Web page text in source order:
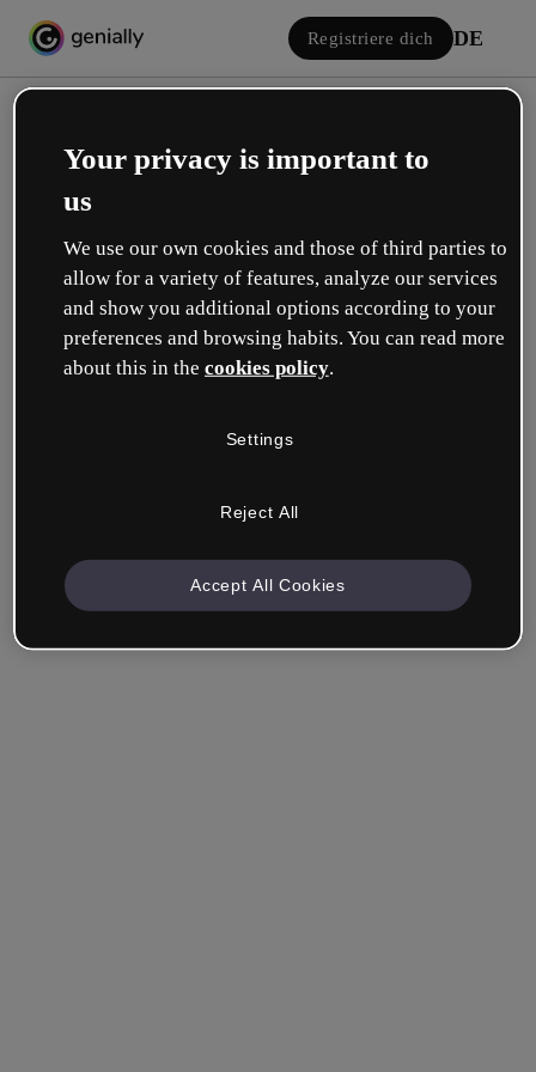
Registriere dich DE
Einloggen
Mit Google anmelden
Angemeldet bleiben Hast du dein Passwort vergessen?
Your privacy is important to
us
We use our own cookies and those of third parties to
allow for a variety of features, analyze our services
and show you additional options according to your
preferences and browsing habits. You can read more
about this in the cookies policy.
Settings
Reject All
Accept All Cookies